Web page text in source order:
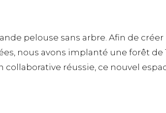
pelouse sans arbre. Afin de
nous avons implanté une forêt de
réussie, ce nouvel